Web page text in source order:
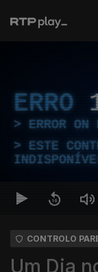
ERRO
ERROR
ESTE
CONTROLO
Um Dia